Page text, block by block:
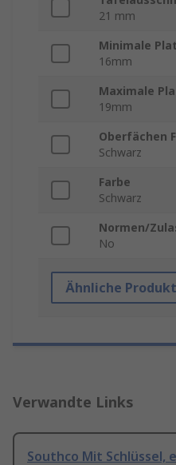
21 mm
Minimale
16mm
Maximale
19mm
Oberfächen
Schwarz
Farbe
Schwarz
Normen/
No
Ähnliche
Verwandte Links
Southco Mit Schlüssel,